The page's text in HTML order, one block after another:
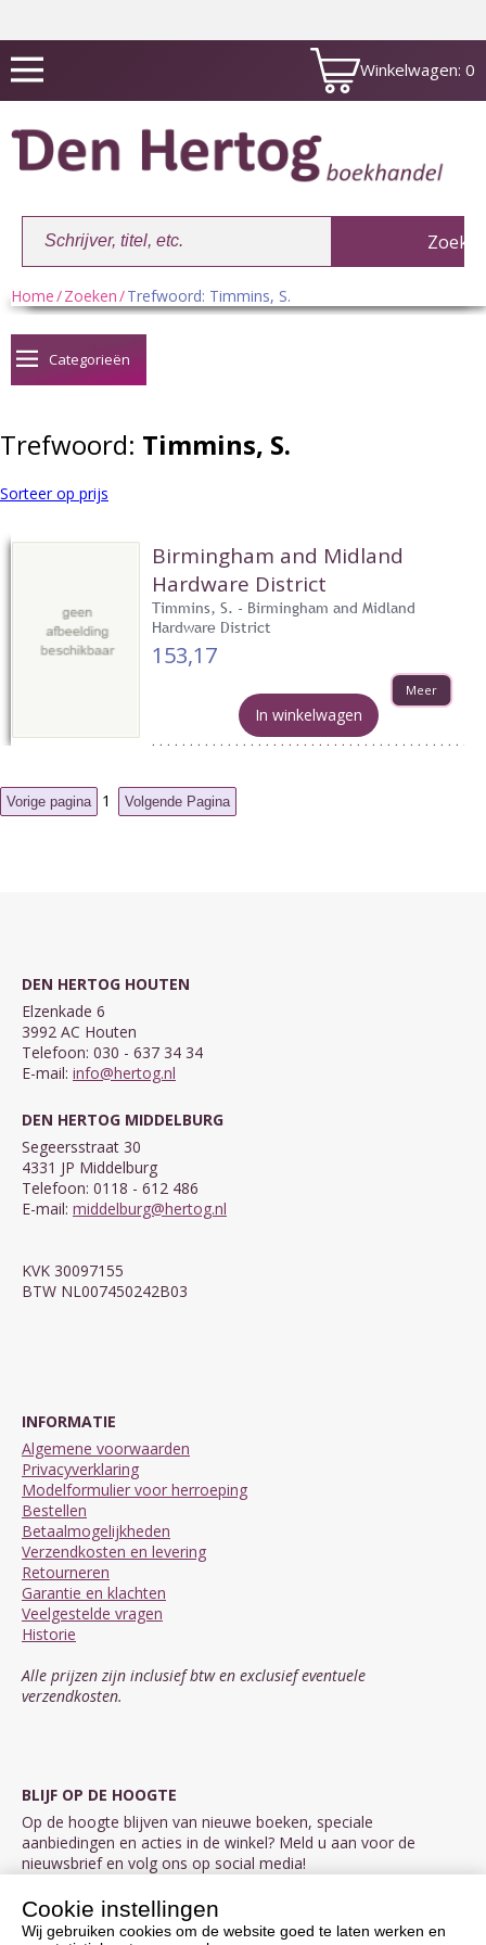
Winkelwagen: 0
Winkelwagen:0
Home/Zoeken/Trefwoord: Timmins, S.
Categorieën
Trefwoord: Timmins, S.
Sorteer op prijs
Birmingham and Midland
Hardware District
Timmins, S. - Birmingham and Midland
Hardware District
153,17
Meer
In winkelwagen
1
DEN HERTOG HOUTEN
Elzenkade 6
3992 AC Houten
Telefoon: 030 - 637 34 34
E-mail: info@hertog.nl
DEN HERTOG MIDDELBURG
Segeersstraat 30
4331 JP Middelburg
Telefoon: 0118 - 612 486
E-mail: middelburg@hertog.nl
KVK 30097155
BTW NL007450242B03
INFORMATIE
Algemene voorwaarden
Privacyverklaring
Modelformulier voor herroeping
Bestellen
Betaalmogelijkheden
Verzendkosten en levering
Retourneren
Garantie en klachten
Veelgestelde vragen
Historie
Alle prijzen zijn inclusief btw en exclusief eventuele
verzendkosten.
BLIJF OP DE HOOGTE
Op de hoogte blijven van nieuwe boeken, speciale
aanbiedingen en acties in de winkel? Meld u aan voor de
nieuwsbrief en volg ons op social media!
Aanmelden nieuwsbrief
Cookie instellingen
Wij gebruiken cookies om de website goed te laten werken en